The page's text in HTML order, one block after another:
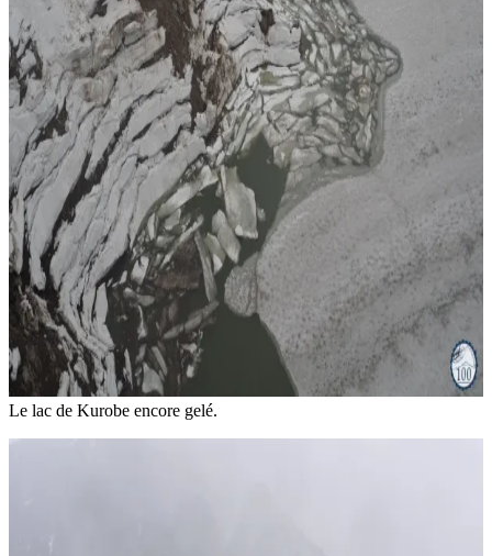
Le lac de Kurobe encore gelé.